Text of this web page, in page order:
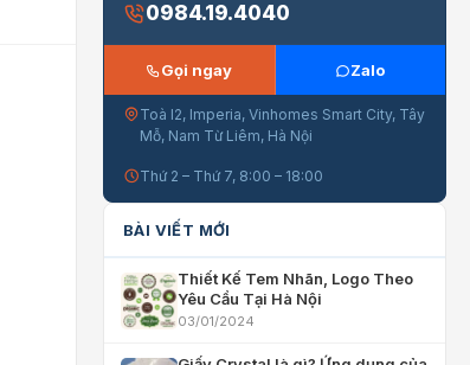
0984.19.4040
Gọi ngay Zalo
Toà I2, Imperia, Vinhomes Smart City, Tây
Mỗ, Nam Từ Liêm, Hà Nội
Thứ 2 – Thứ 7, 8:00 – 18:00
BÀI VIẾT MỚI
Thiết Kế Tem Nhãn, Logo Theo
Yêu Cầu Tại Hà Nội
03/01/2024